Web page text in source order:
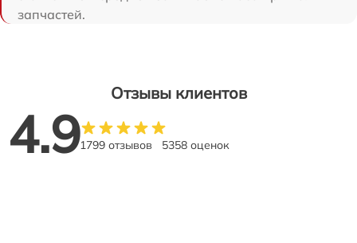
запчастей.
Отзывы клиентов
4.91799 отзывов 5358 оценок